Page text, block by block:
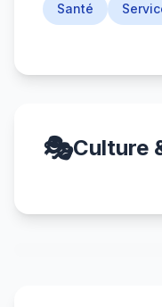
Santé
🎭Culture